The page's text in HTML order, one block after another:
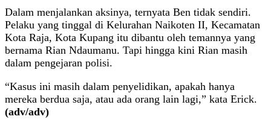
Dalam menjalankan aksinya, ternyata Ben tidak sendiri.
Pelaku yang tinggal di Kelurahan Naikoten II, Kecamatan
Kota Raja, Kota Kupang itu dibantu oleh temannya yang
bernama Rian Ndaumanu. Tapi hingga kini Rian masih
dalam pengejaran polisi.
“Kasus ini masih dalam penyelidikan, apakah hanya
mereka berdua saja, atau ada orang lain lagi,” kata Erick.
(adv/adv)